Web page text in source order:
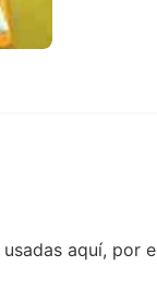
aquí, por